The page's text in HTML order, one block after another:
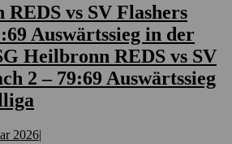
vs SV Flashers
Auswärtssieg in der
Heilbronn REDS vs SV
2 – 79:69 Auswärtssieg
2026|